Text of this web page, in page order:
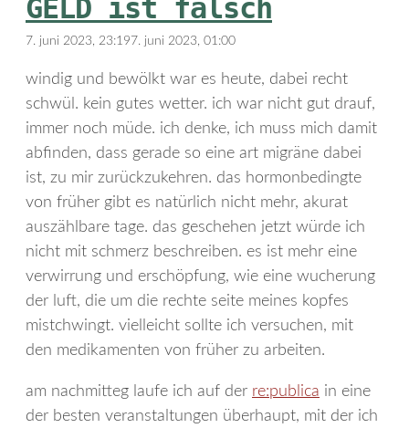
GELD ist falsch
7. juni 2023, 23:197. juni 2023, 01:00
windig und bewölkt war es heute, dabei recht
schwül. kein gutes wetter. ich war nicht gut drauf,
immer noch müde. ich denke, ich muss mich damit
abfinden, dass gerade so eine art migräne dabei
ist, zu mir zurückzukehren. das hormonbedingte
von früher gibt es natürlich nicht mehr, akurat
auszählbare tage. das geschehen jetzt würde ich
nicht mit schmerz beschreiben. es ist mehr eine
verwirrung und erschöpfung, wie eine wucherung
der luft, die um die rechte seite meines kopfes
mistchwingt. vielleicht sollte ich versuchen, mit
den medikamenten von früher zu arbeiten.
am nachmitteg laufe ich auf der re:publica in eine
der besten veranstaltungen überhaupt, mit der ich